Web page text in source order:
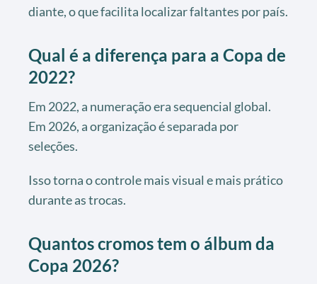
diante, o que facilita localizar faltantes por país.
Qual é a diferença para a Copa de
2022?
Em 2022, a numeração era sequencial global.
Em 2026, a organização é separada por
seleções.
Isso torna o controle mais visual e mais prático
durante as trocas.
Quantos cromos tem o álbum da
Copa 2026?